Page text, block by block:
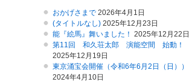
おかげさまで 2026年4月1日
(タイトルなし) 2025年12月23日
能『絵馬』舞いました！ 2025年12月22日
第11回 和久荘太郎 演能空間 始動！
2025年12月19日
東京涌宝会開催（令和6年6月2日（日））
2024年4月10日